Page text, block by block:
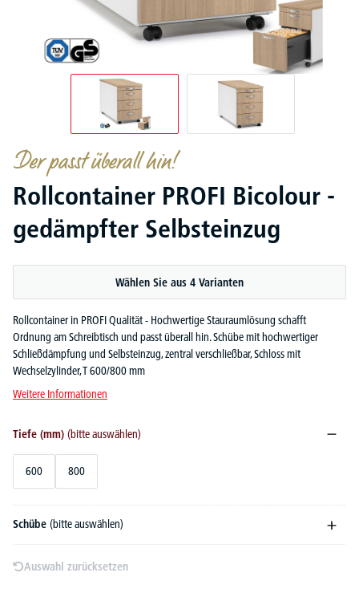
Der passt überall hin!
Rollcontainer PROFI Bicolour -
gedämpfter Selbsteinzug
Wählen Sie aus 4 Varianten
Rollcontainer in PROFI Qualität - Hochwertige Stauraumlösung schafft
Ordnung am Schreibtisch und passt überall hin. Schübe mit hochwertiger
Schließdämpfung und Selbsteinzug, zentral verschließbar, Schloss mit
Wechselzylinder, T 600/800 mm
Weitere Informationen
Tiefe (mm) (bitte auswählen)
600 800
Schübe (bitte auswählen)
Auswahl zurücksetzen